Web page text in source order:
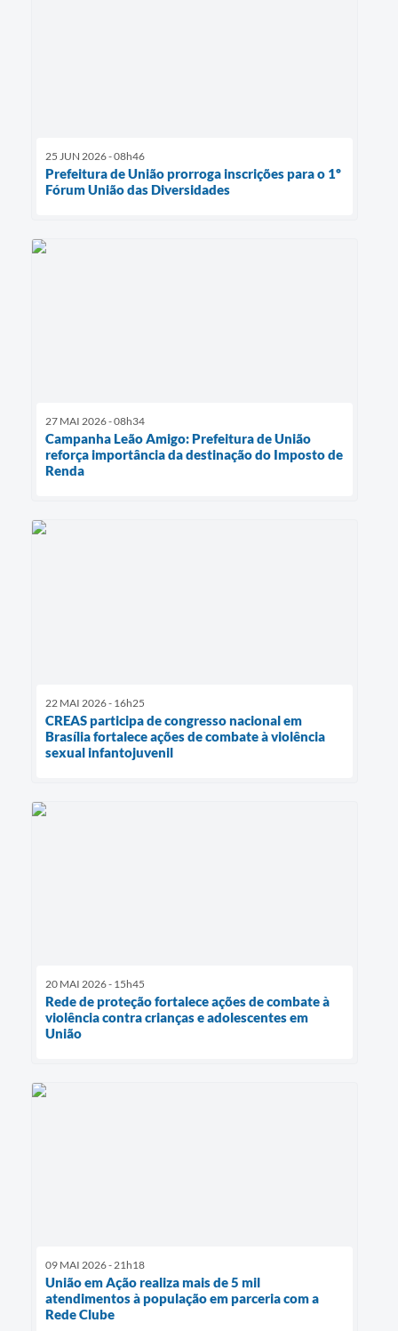
25 JUN 2026 - 08h46
Prefeitura de União prorroga inscrições para o 1º
Fórum União das Diversidades
27 MAI 2026 - 08h34
Campanha Leão Amigo: Prefeitura de União
reforça importância da destinação do Imposto de
Renda
22 MAI 2026 - 16h25
CREAS participa de congresso nacional em
Brasília fortalece ações de combate à violência
sexual infantojuvenil
20 MAI 2026 - 15h45
Rede de proteção fortalece ações de combate à
violência contra crianças e adolescentes em
União
09 MAI 2026 - 21h18
União em Ação realiza mais de 5 mil
atendimentos à população em parceria com a
Rede Clube